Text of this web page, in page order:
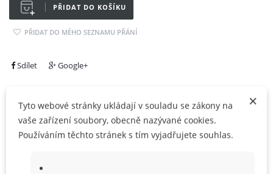
PŘIDAT DO KOŠÍKU
PŘIDAT DO MÉHO SEZNAMU PŘÁNÍ
Sdílet Google+
VÍCE INFO
×
Tyto webové stránky ukládají v souladu se zákony na
vaše zařízení soubory, obecně nazývané cookies.
Používáním těchto stránek s tím vyjadřujete souhlas.